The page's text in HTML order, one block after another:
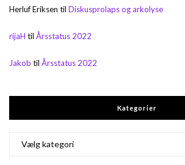
Herluf Eriksen til Diskusprolaps og arkolyse
rijaH til Årsstatus 2022
Jakob til Årsstatus 2022
Kategorier